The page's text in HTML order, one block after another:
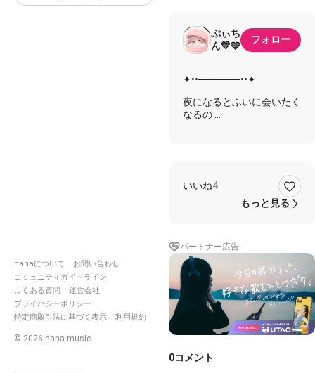
nanaについて
お問い合わせ
コミュニティガイドライン
よくある質問
運営会社
プライバシーポリシー
特定商取引法に基づく表示
利用規約
© 2026 nana music
ぷぃち
ん💛🩵
フォロー
✦••──────••✦
夜になるとふいに会いたく
なるの
あぁ、会いたいな
ないタイプだと思ってた
きっと君は誰かに恋してい
て
でも私はそんな君に恋して
涙溢れそうで 空見上げた
夜になるとふいに会いたく
今どこにいて何をしている
いいね4
もっと見る
パートナー広告
0コメント